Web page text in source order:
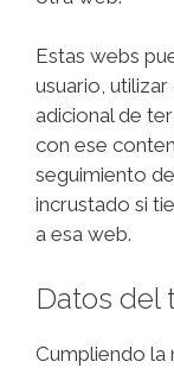
Estas webs
usuario,
adicional de
con ese
seguimiento
incrustado si
a esa web.
Datos del
Cumpliendo la